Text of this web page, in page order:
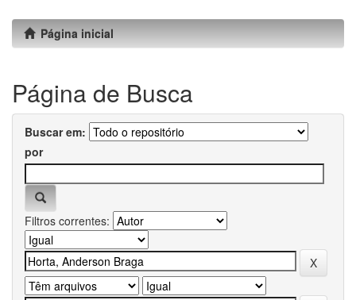
Página inicial
Página de Busca
Buscar em:
por
Filtros correntes: